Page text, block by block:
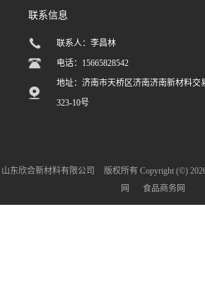
联系信息
联系人：李昌林
电话：15665828542
地址：济南市天桥区济南济南新材料交
323-10号
山东欣合新材料有限公司 版权所有 Copyright (©)
网
食品商务网